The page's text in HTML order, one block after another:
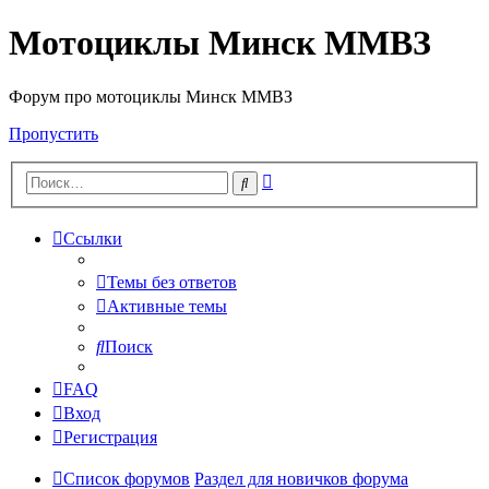
Мотоциклы Минск ММВЗ
Форум про мотоциклы Минск ММВЗ
Пропустить
Поиск
Ссылки
Темы без ответов
Активные темы
Поиск
FAQ
Вход
Регистрация
Список форумов Раздел для новичков форума